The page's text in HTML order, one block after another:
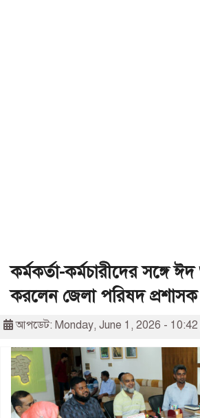
কর্মকর্তা-কর্মচারীদের সঙ্গে
করলেন জেলা পরিষদ প্রশাসক
আপডেট: Monday, June 1, 2026 - 10:42